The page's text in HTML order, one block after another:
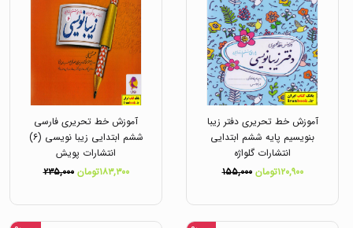
آموزش خط تحریری دفتر زیبا
بنویسیم پایه ششم ابتدایی
انتشارات گلواژه
۱۲۰,۹۰۰تومان
۱۵۵,۰۰۰
آموزش خط تحریری فارسی
ششم ابتدایی زیبا نویسی (۶)
انتشارات پویش
۱۸۳,۳۰۰تومان
۲۳۵,۰۰۰